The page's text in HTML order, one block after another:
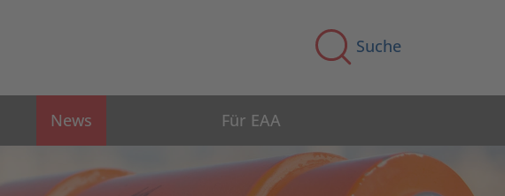
Suche
News Für EAA